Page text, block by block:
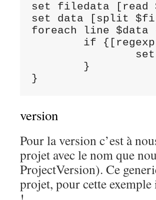
set filedata [read
set data [split
foreach line $data
version
Pour la version c’est à
projet avec le nom que
ProjectVersion). Ce
projet, pour cette